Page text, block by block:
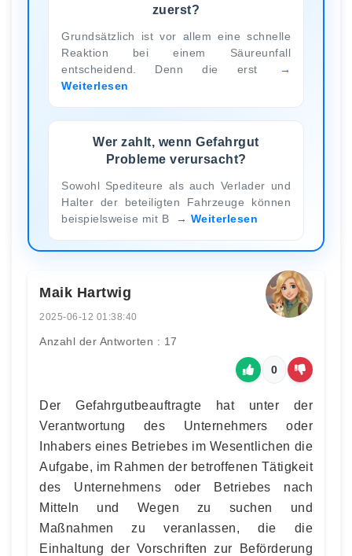
zuerst?
Grundsätzlich ist vor allem eine schnelle
Reaktion bei einem Säureunfall
entscheidend. Denn die erst
Weiterlesen
Wer zahlt, wenn Gefahrgut
Probleme verursacht?
Sowohl Spediteure als auch Verlader und
Halter der beteiligten Fahrzeuge können
beispielsweise mit B
Weiterlesen
Maik Hartwig
2025-06-12 01:38:40
Anzahl der Antworten : 17
0
Der Gefahrgutbeauftragte hat unter der
Verantwortung des Unternehmers oder
Inhabers eines Betriebes im Wesentlichen die
Aufgabe, im Rahmen der betroffenen Tätigkeit
des Unternehmens oder Betriebes nach
Mitteln und Wegen zu suchen und
Maßnahmen zu veranlassen, die die
Einhaltung der Vorschriften zur Beförderung